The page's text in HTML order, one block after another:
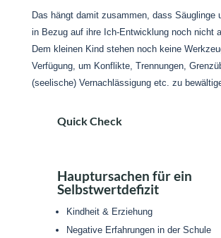
Das hängt damit zusammen, dass Säuglinge
in Bezug auf ihre Ich-Entwicklung noch nicht
Dem kleinen Kind stehen noch keine
Verfügung, um Konflikte, Trennungen,
(seelische) Vernachlässigung etc. zu
Quick Check
Hauptursachen für ein
Selbstwertdefizit
Kindheit & Erziehung
Negative Erfahrungen in der Schule